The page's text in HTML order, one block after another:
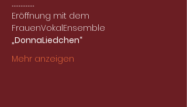
.............
Eröffnung mit dem
FrauenVokalEnsemble
„DonnaLiedchen“
Mehr anzeigen